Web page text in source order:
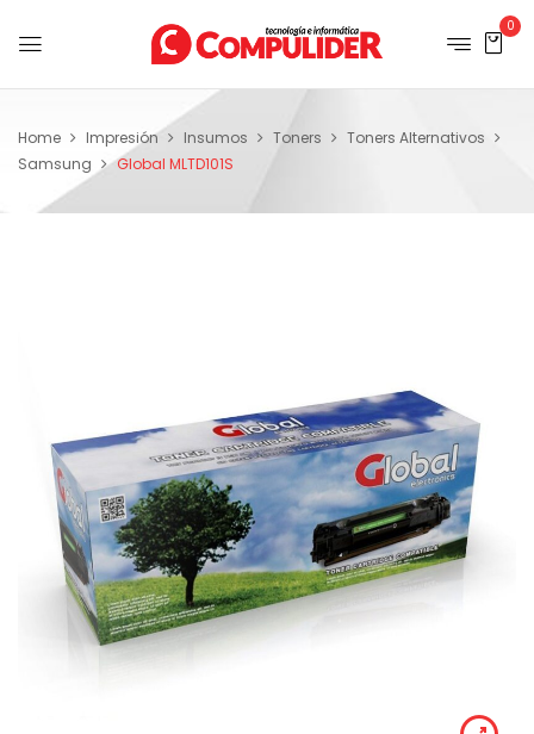
0
Home Impresión Insumos Toners
Toners Alternativos
Samsung
Global MLTD101S